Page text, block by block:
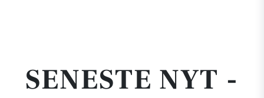
SENESTE NYT -